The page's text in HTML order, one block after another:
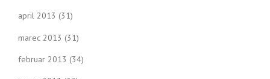
april 2013 (31)
marec 2013 (31)
februar 2013 (34)